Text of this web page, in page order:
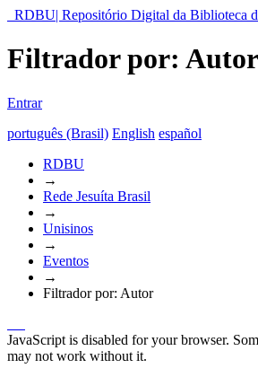
RDBU| Repositório Digital da Biblioteca
Filtrador por: Autor
Entrar
português (Brasil) English español
RDBU
→
Rede Jesuíta Brasil
→
Unisinos
→
Eventos
→
Filtrador por: Autor
JavaScript is disabled for your browser.
may not work without it.